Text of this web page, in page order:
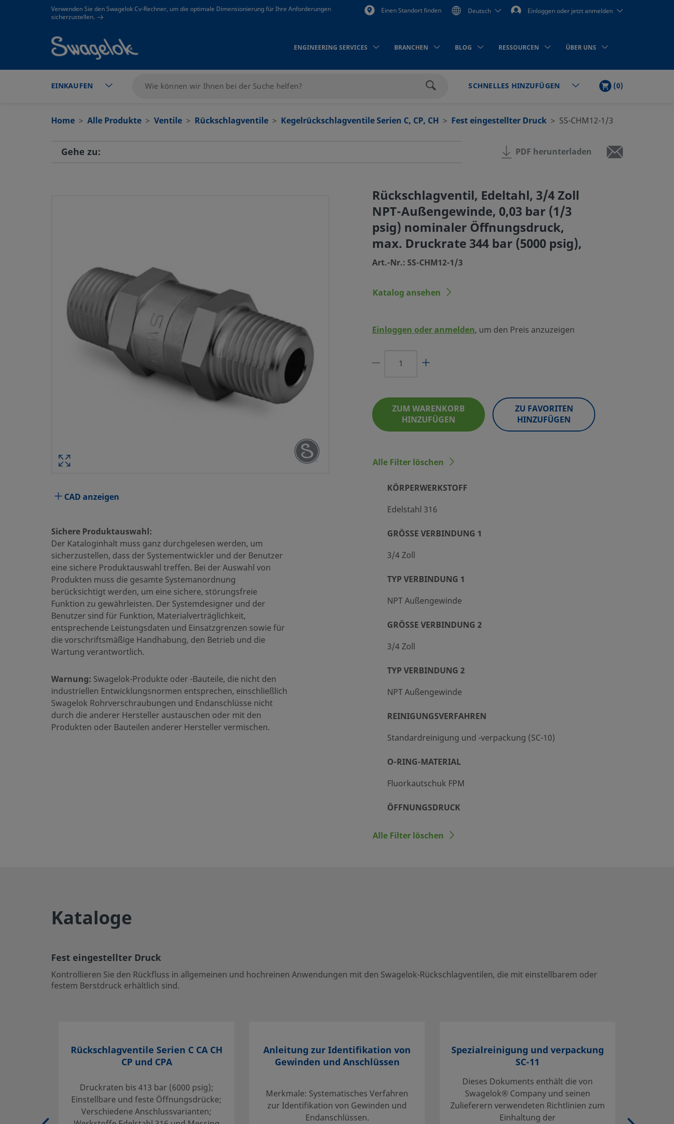
text.skipToContent
text.skipToNavigationVerwenden Sie den Swagelok Cv-Rechner, um die optimale Dimensionierung für Ihre Anforderungen
sicherzustellen.
Einen Standort finden Deutsch Einloggen oder jetzt anmelden
ENGINEERING SERVICES BRANCHEN BLOG RESSOURCEN ÜBER UNS
EINKAUFEN SCHNELLES HINZUFÜGEN WARENKORB
(0)ARTIKEL
Home Alle Produkte Ventile Rückschlagventile Kegelrückschlagventile Serien C, CP, CH Fest eingestellter Druck SS-CHM12-1/3
RÜCKSCHLAGVENTIL, EDELTAHL, 3/4 ZOLL NPT-
AUSSENGEWINDE, 0,03 BAR (1/3 PSIG) NOMINALER Ö
FFNUNGSDRUCK, MAX. DRUCKRATE 344 BAR (5000 P
Körperwerkstoff
Edelstahl 316
Reinigungsverfahren
Standardreinigung und -verpackung (SC-10)
Größe Verbindung 1
3/4 Zoll
Typ Verbindung 1
NPT Außengewinde
Größe Verbindung 2
3/4 Zoll
Typ Verbindung 2
NPT Außengewinde
Maximaler Cv
4.7
O-Ring-Material
Fluorkautschuk FPM
Raumtemperatur-Druckeinsatzbereich
344 BAR bei 37 °C /5000 PSIG bei 100 °F
UNSPSC (11.0501)
UNSPSC (17.1001)
Kontrollieren Sie den Rückfluss in allgemeinen und hochreinen Anwendungen mit den Swagelok-
Rückschlagventilen, die mit einstellbarem oder festem Berstdruck erhältlich sind.
Einloggen oder anmelden
, um den Preis anzuzeigen
Contact
Gehe zu: PDF herunterladen
CAD anzeigen
Sichere Produktauswahl:
Der Kataloginhalt muss ganz durchgelesen werden, um
sicherzustellen, dass der Systementwickler und der Benutzer
eine sichere Produktauswahl treffen. Bei der Auswahl von
Produkten muss die gesamte Systemanordnung
berücksichtigt werden, um eine sichere, störungsfreie
Funktion zu gewährleisten. Der Systemdesigner und der
Benutzer sind für Funktion, Materialverträglichkeit,
entsprechende Leistungsdaten und Einsatzgrenzen sowie für
die vorschriftsmäßige Handhabung, den Betrieb und die
Wartung verantwortlich.
Warnung: Swagelok-Produkte oder -Bauteile, die nicht den
industriellen Entwicklungsnormen entsprechen, einschließlich
Swagelok Rohrverschraubungen und Endanschlüsse nicht
durch die anderer Hersteller austauschen oder mit den
Produkten oder Bauteilen anderer Hersteller vermischen.
Rückschlagventil, Edeltahl, 3/4 Zoll
NPT-Außengewinde, 0,03 bar (1/3
psig) nominaler Öffnungsdruck,
max. Druckrate 344 bar (5000 psig),
Art.-Nr.: SS-CHM12-1/3
Katalog ansehen
Einloggen oder anmelden, um den Preis anzuzeigen
ZUM WARENKORB
HINZUFÜGEN
ZU FAVORITEN
HINZUFÜGEN
Alle Filter löschen
Edelstahl 316
KÖRPERWERKSTOFF
3/4 Zoll
GRÖSSE VERBINDUNG 1
NPT Außengewinde
TYP VERBINDUNG 1
3/4 Zoll
GRÖSSE VERBINDUNG 2
NPT Außengewinde
TYP VERBINDUNG 2
Standardreinigung und -verpackung (SC-10)
REINIGUNGSVERFAHREN
Fluorkautschuk FPM
O-RING-MATERIAL
0,03 bar, 1/3 psig ( 0,003 MPa)
ÖFFNUNGSDRUCK
Alle Filter löschen
Kataloge
Fest eingestellter Druck
Kontrollieren Sie den Rückfluss in allgemeinen und hochreinen Anwendungen mit den Swagelok-Rückschlagventilen, die mit einstellbarem oder
festem Berstdruck erhältlich sind.
Rückschlagventile Serien C CA CH
CP und CPA
Druckraten bis 413 bar (6000 psig);
Einstellbare und feste Öffnungsdrücke;
Verschiedene Anschlussvarianten;
Anleitung zur Identifikation von
Gewinden und Anschlüssen
Merkmale: Systematisches Verfahren
zur Identifikation von Gewinden und
Endanschlüssen.
Spezialreinigung und verpackung
SC-11
Dieses Dokuments enthält die von
Swagelok® Company und seinen
Zulieferern verwendeten Richtlinien zum
Einhaltung der